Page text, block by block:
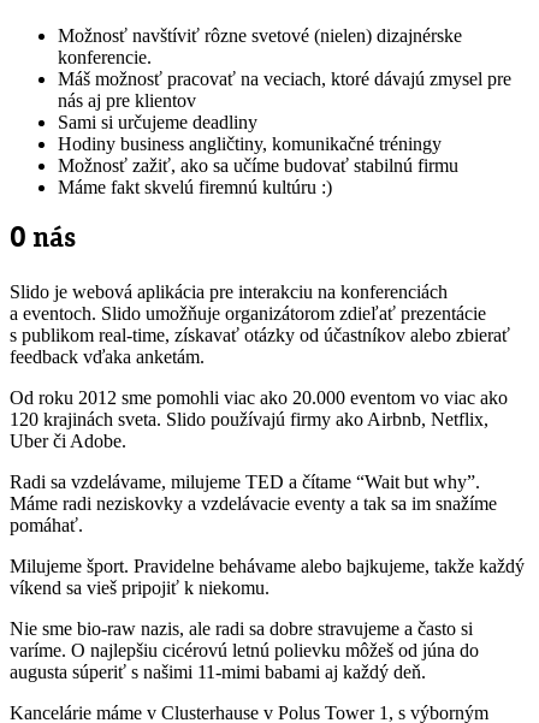
Možnosť navštíviť rôzne svetové (nielen) dizajnérske
konferencie.
Máš možnosť pracovať na veciach, ktoré dávajú zmysel pre
nás aj pre klientov
Sami si určujeme deadliny
Hodiny business angličtiny, komunikačné tréningy
Možnosť zažiť, ako sa učíme budovať stabilnú firmu
Máme fakt skvelú firemnú kultúru :)
O nás
Slido je webová aplikácia pre interakciu na konferenciách
a eventoch. Slido umožňuje organizátorom zdieľať prezentácie
s publikom real-time, získavať otázky od účastníkov alebo zbierať
feedback vďaka anketám.
Od roku 2012 sme pomohli viac ako 20.000 eventom vo viac ako
120 krajinách sveta. Slido používajú firmy ako Airbnb, Netflix,
Uber či Adobe.
Radi sa vzdelávame, milujeme TED a čítame “Wait but why”.
Máme radi neziskovky a vzdelávacie eventy a tak sa im snažíme
pomáhať.
Milujeme šport. Pravidelne behávame alebo bajkujeme, takže každý
víkend sa vieš pripojiť k niekomu.
Nie sme bio-raw nazis, ale radi sa dobre stravujeme a často si
varíme. O najlepšiu cicérovú letnú polievku môžeš od júna do
augusta súperiť s našimi 11-mimi babami aj každý deň.
Kancelárie máme v Clusterhause v Polus Tower 1, s výborným